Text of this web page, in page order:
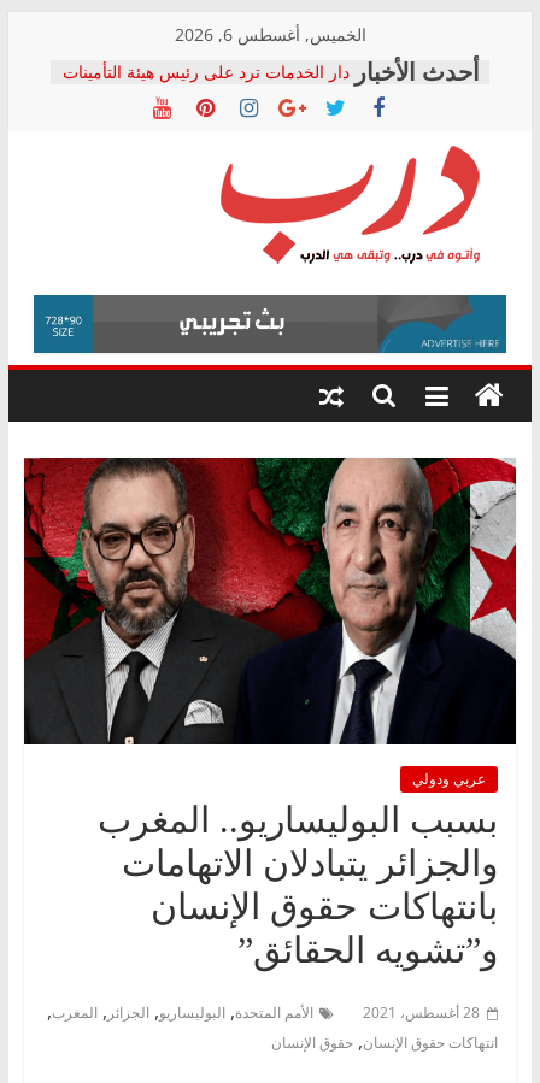
content
الخميس, أغسطس 6, 2026
دار الخدمات ترد على رئيس هيئة التأمينات
بعد مؤتمره الصحفي: إنكار الأزمة لا ينهي
معاناة أصحاب المعاشات.. ونطالب بكشف
فرحات سليمان يكتب: القطاع الصحي إلى
أين؟
حزب التحالف الشعبي يطلق لجنة “الحق
في الصحة” بالإسكندرية لرصد الانتهاكات
ودعم المرضى
الوزاري لمدينة الصحفيين.. وانتهاء أعمال
إنشاء المبنى الإداري
المجلس القومي لحقوق الإنسان يعلن
متابعة قضية الدكتور محمد زهران.. ويؤكد:
قرينة البراءة وضمانات المحاكمة العادلة
درب
وأتوه
درب..
وتبقى
هي
عربي ودولي
بسبب البوليساريو.. المغرب
والجزائر يتبادلان الاتهامات
بانتهاكات حقوق الإنسان
و”تشويه الحقائق”
28 أغسطس، 2021 الأمم المتحدة, البوليساريو, الجزائر , المغرب,
انتهاكات حقوق الإنسان, حقوق الإنسان